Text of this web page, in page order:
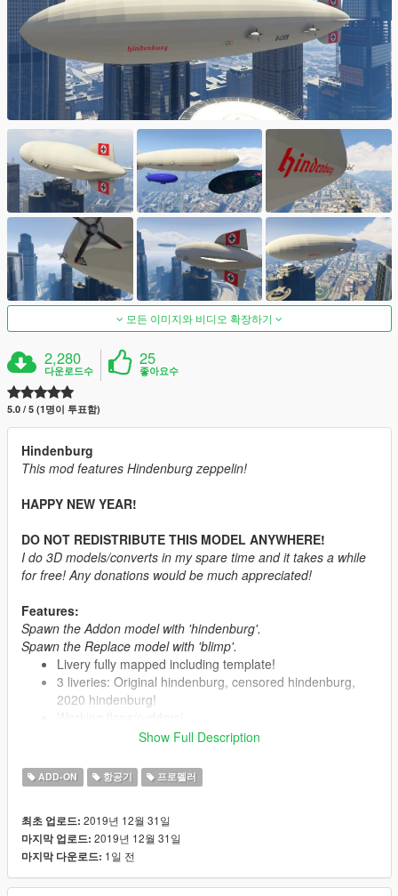
모든 이미지와 비디오 확장하기
2,280
다운로드수
25
좋아요수
5.0 / 5 (1명이 투표함)
Hindenburg
This mod features Hindenburg zeppelin!
HAPPY NEW YEAR!
DO NOT REDISTRIBUTE THIS MODEL ANYWHERE!
I do 3D models/converts in my spare time and it takes a while
for free! Any donations would be much appreciated!
Features:
Spawn the Addon model with 'hindenburg'.
Spawn the Replace model with 'blimp'.
Livery fully mapped including template!
3 liveries: Original hindenburg, censored hindenburg,
2020 hindenburg!
Custom explosion model!
Working LODs!
Working lights!
Functional interior!
Show Full Description
ADD-ON 항공기 프로펠러
최초 업로드: 2019년 12월 31일
마지막 업로드: 2019년 12월 31일
마지막 다운로드: 1일 전